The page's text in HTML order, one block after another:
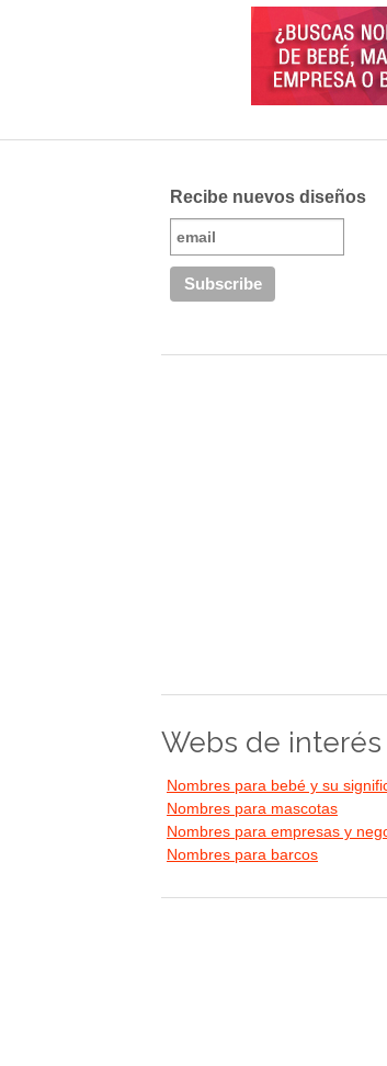
Recibe nuevos diseños
Webs de interés
Nombres para bebé y su
Nombres para mascotas
Nombres para empresas y
Nombres para barcos